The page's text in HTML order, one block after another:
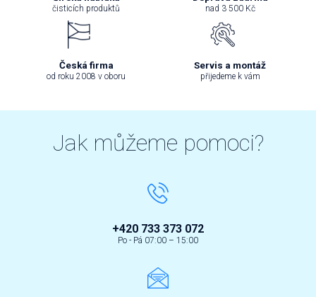
čisticích produktů nad 3 500 Kč
Česká firma
od roku 2008 v oboru
Servis a montáž
přijedeme k vám
Jak můžeme pomoci?
+420 733 373 072
Po - Pá 07:00 – 15:00